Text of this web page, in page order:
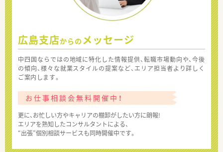
広島支店からの メッセージ
中四国ならではの地域に特化した情報提供、転職市場動向や、今後
の傾向、様々な就業スタイルの提案など、エリア担当者より詳しく
ご案内します。
お仕事相談会無料開催中！
更に、お忙しい方やキャリアの棚卸がしたい方に朗報!
エリアを熟知したコンサルタントによる、
“出張”個別相談サービスも同時開催中です。